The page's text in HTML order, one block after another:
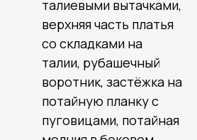
талиевыми вытачками,
верхняя часть платья
со складками на
талии, рубашечный
воротник, застёжка на
потайную планку с
пуговицами, потайная